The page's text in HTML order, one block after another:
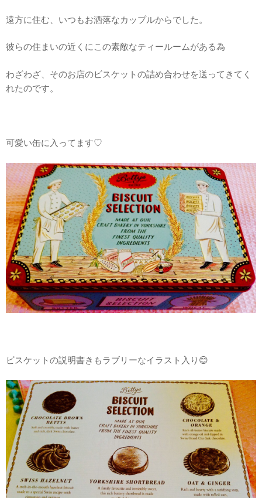
遠方に住む、いつもお洒落なカップルからでした。
彼らの住まいの近くにこの素敵なティールームがある為
わざわざ、そのお店のビスケットの詰め合わせを送ってきてく
れたのです。
可愛い缶に入ってます♡
ビスケットの説明書きもラブリーなイラスト入り😊